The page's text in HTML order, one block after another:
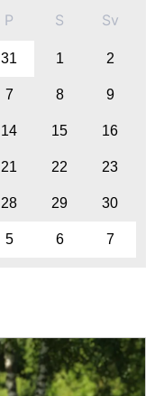
P S Sv
31 1 2
7 8 9
14 15 16
21 22 23
28 29 30
5 6 7